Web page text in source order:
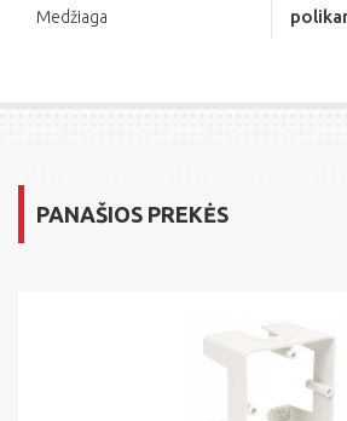
Medžiaga
PANAŠIOS PREKĖS